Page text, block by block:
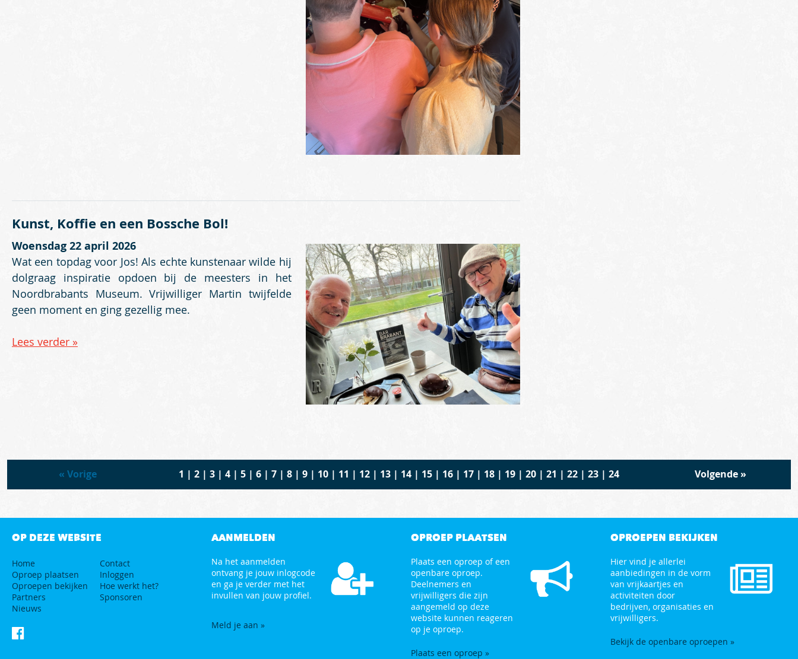
Kunst, Koffie en een Bossche Bol!
Woensdag 22 april 2026
Wat een topdag voor Jos! Als echte kunstenaar wilde hij
dolgraag inspiratie opdoen bij de meesters in het
Noordbrabants Museum. Vrijwilliger Martin twijfelde
geen moment en ging gezellig mee.
Lees verder »
« Vorige 1 | 2| 3| 4| 5| 6| 7| 8| 9| 10| 11 | 12| 13| 14| 15| 16| 17| 18| 19| 20| 21 | 22| 23| 24 Volgende»
OP DEZE WEBSITE
Home
Contact
Oproep plaatsen
Inloggen
Oproepen bekijken
Hoe werkt het?
Partners
Sponsoren
Nieuws
AANMELDEN
Na het aanmelden
ontvang je jouw inlogcode
en ga je verder met het
invullen van jouw profiel.
Meld je aan »
OPROEP PLAATSEN
Plaats een oproep of een
openbare oproep.
Deelnemers en
vrijwilligers die zijn
aangemeld op deze
website kunnen reageren
op je oproep.
Plaats een oproep »
OPROEPEN BEKIJKEN
Hier vind je allerlei
aanbiedingen in de vorm
van vrijkaartjes en
activiteiten door
bedrijven, organisaties en
vrijwilligers.
Bekijk de openbare oproepen »